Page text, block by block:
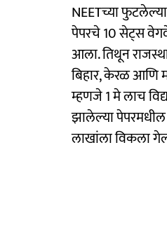
NEETच्या
पेपरचे 10 सेट्स
आला. तिथून
बिहार, केरळ आणि
म्हणजे 1 मे लाच
झालेल्या पेपरमधील
लाखांला विकला